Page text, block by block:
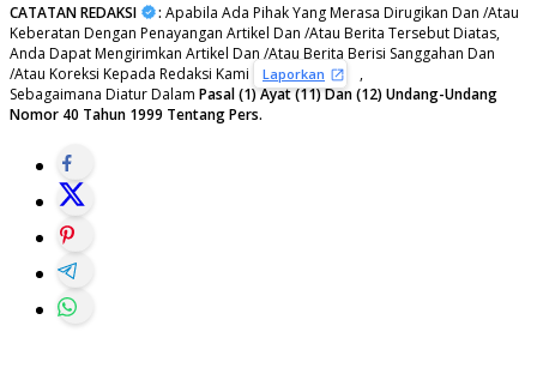
CATATAN REDAKSI : Apabila Ada Pihak Yang Merasa Dirugikan Dan /Atau
Keberatan Dengan Penayangan Artikel Dan /Atau Berita Tersebut Diatas,
Anda Dapat Mengirimkan Artikel Dan /Atau Berita Berisi Sanggahan Dan
/Atau Koreksi Kepada Redaksi Kami
Laporkan
,
Sebagaimana Diatur Dalam Pasal (1) Ayat (11) Dan (12) Undang-Undang
Nomor 40 Tahun 1999 Tentang Pers.